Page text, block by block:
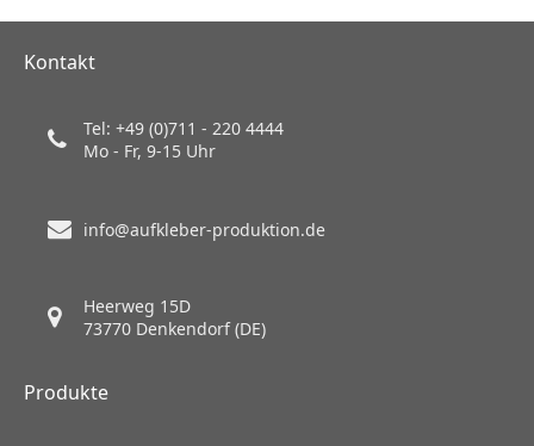
Kontakt
Tel: +49 (0)711 - 220 4444
Mo - Fr, 9-15 Uhr
info@aufkleber-produktion.de
Heerweg 15D
73770 Denkendorf (DE)
Produkte